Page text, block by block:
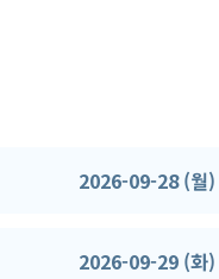
2026-09-28 (월)
2026-09-29 (화)